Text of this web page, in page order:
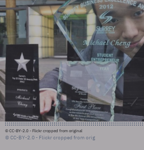
© CC-BY-2.0 - Flickr cropped from original
© CC-BY-2.0 - Flickr cropped from orig